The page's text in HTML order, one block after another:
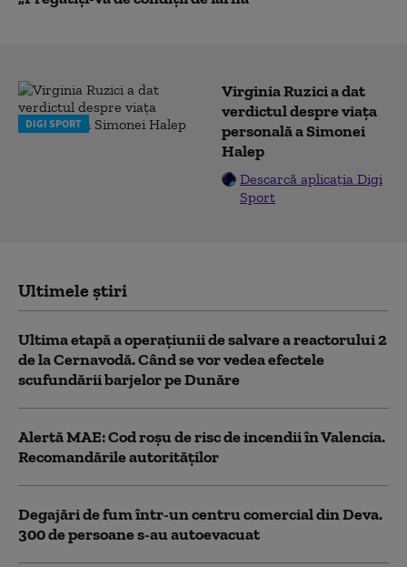
DIGI SPORT
Virginia Ruzici a dat
verdictul despre viața
personală a Simonei
Halep
Descarcă aplicația Digi
Sport
Ultimele știri
Ultima etapă a operațiunii de salvare a reactorului 2
de la Cernavodă. Când se vor vedea efectele
scufundării barjelor pe Dunăre
Alertă MAE: Cod roșu de risc de incendii în Valencia.
Recomandările autorităților
Degajări de fum într-un centru comercial din Deva.
300 de persoane s-au autoevacuat